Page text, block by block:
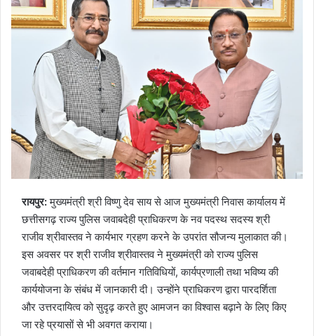
रायपुर:मुख्यमंत्री श्री विष्णु देव साय से आज मुख्यमंत्री निवास कार्यालय में
छत्तीसगढ़ राज्य पुलिस जवाबदेही प्राधिकरण के नव पदस्थ सदस्य श्री
राजीव श्रीवास्तव ने कार्यभार ग्रहण करने के उपरांत सौजन्य मुलाकात की।
इस अवसर पर श्री राजीव श्रीवास्तव ने मुख्यमंत्री को राज्य पुलिस
जवाबदेही प्राधिकरण की वर्तमान गतिविधियों, कार्यप्रणाली तथा भविष्य की
कार्ययोजना के संबंध में जानकारी दी। उन्होंने प्राधिकरण द्वारा पारदर्शिता
और उत्तरदायित्व को सुदृढ़ करते हुए आमजन का विश्वास बढ़ाने के लिए किए
जा रहे प्रयासों से भी अवगत कराया।